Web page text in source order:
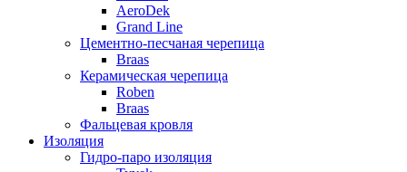
AeroDek
Grand Line
Цементно-песчаная черепица
Braas
Керамическая черепица
Roben
Braas
Фальцевая кровля
Изоляция
Гидро-паро изоляция